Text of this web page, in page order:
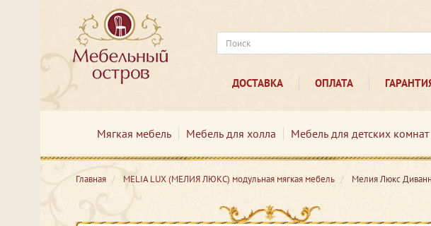
ДОСТАВКА ОПЛАТА
Мягкая мебель Мебель для холла Мебель для детских комнат
Главная MELIA LUX (МЕЛИЯ ЛЮКС) модульная мягкая мебель Мелия Люкс